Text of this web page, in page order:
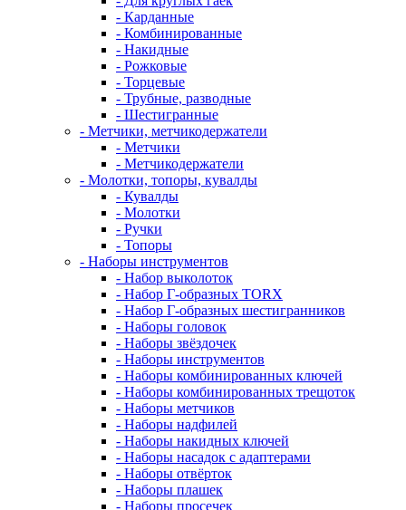
- Карданные
- Комбинированные
- Накидные
- Рожковые
- Торцевые
- Трубные, разводные
- Шестигранные
- Метчики, метчикодержатели
- Метчики
- Метчикодержатели
- Молотки, топоры, кувалды
- Кувалды
- Молотки
- Ручки
- Топоры
- Наборы инструментов
- Набор выколоток
- Набор Г-образных TORX
- Набор Г-образных шестигранников
- Наборы головок
- Наборы звёздочек
- Наборы инструментов
- Наборы комбинированных ключей
- Наборы комбинированных трещоток
- Наборы метчиков
- Наборы надфилей
- Наборы накидных ключей
- Наборы насадок с адаптерами
- Наборы отвёрток
- Наборы плашек
- Наборы просечек